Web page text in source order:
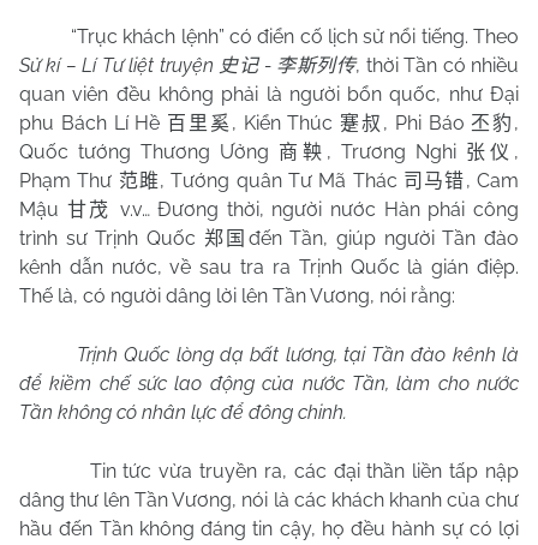
“Trục khách lệnh” có điển cố lịch sử nổi tiếng. Theo
Sử kí – Lí Tư liệt truyện 史记 - 李斯列传, thời Tần có nhiều
quan viên đều không phải là người bổn quốc, như Đại
phu Bách Lí Hề 百里奚 , Kiển Thúc蹇叔 , Phi Báo 丕豹 ,
Quốc tướng Thương Ưởng 商鞅 , Trương Nghi 张仪 ,
Phạm Thư 范雎, Tướng quân Tư Mã Thác 司马错, Cam
Mậu 甘茂 v.v… Đương thời, người nước Hàn phái công
trình sư Trịnh Quốc 郑国 đến Tần, giúp người Tần đào
kênh dẫn nước, về sau tra ra Trịnh Quốc là gián điệp.
Thế là, có người dâng lời lên Tần Vương, nói rằng:
Trịnh Quốc lòng dạ bất lương, tại Tần đào kênh là
để kiềm chế sức lao động của nước Tần, làm cho nước
Tần không có nhân lực để đông chinh.
Tin tức vừa truyền ra, các đại thần liền tấp nập
dâng thư lên Tần Vương, nói là các khách khanh của chư
hầu đến Tần không đáng tin cậy, họ đều hành sự có lợi